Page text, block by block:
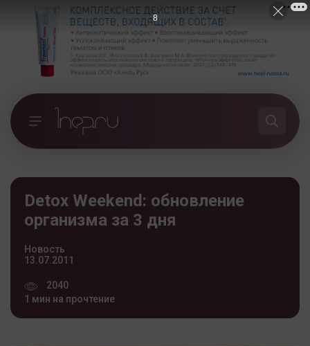
Detox Weekend: обновление
организма за 3 дня
Новость
13.07.2011
2040
1 мин на прочтение
7